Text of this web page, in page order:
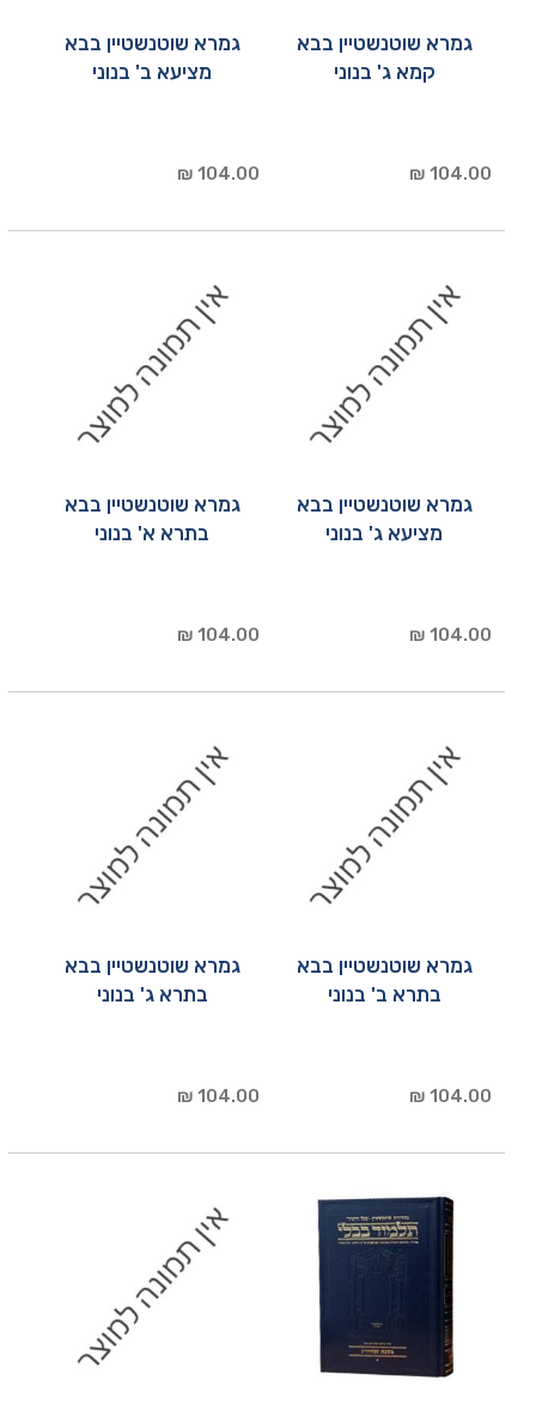
גמרא שוטנשטיין בבא
קמא ג' בנוני
104.00 ₪
גמרא שוטנשטיין בבא
מציעא ב' בנוני
104.00 ₪
גמרא שוטנשטיין בבא
מציעא ג' בנוני
104.00 ₪
גמרא שוטנשטיין בבא
בתרא א' בנוני
104.00 ₪
גמרא שוטנשטיין בבא
בתרא ב' בנוני
104.00 ₪
גמרא שוטנשטיין בבא
בתרא ג' בנוני
104.00 ₪